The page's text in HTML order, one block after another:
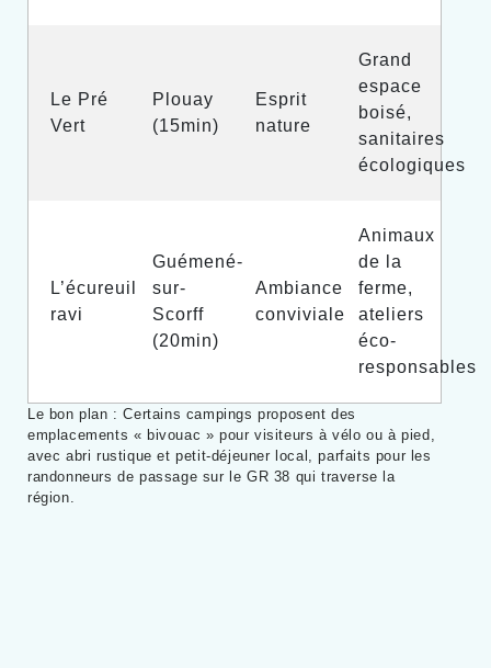
Le Pré
Vert
Plouay
(15min)
Esprit
nature
Grand
espace
boisé,
sanitaires
écologiques
L’écureuil
ravi
Guémené-
sur-
Scorff
(20min)
Ambiance
conviviale
Animaux
de la
ferme,
ateliers
éco-
responsables
Le bon plan : Certains campings proposent des
emplacements « bivouac » pour visiteurs à vélo ou à pied,
avec abri rustique et petit-déjeuner local, parfaits pour les
randonneurs de passage sur le GR 38 qui traverse la
région.